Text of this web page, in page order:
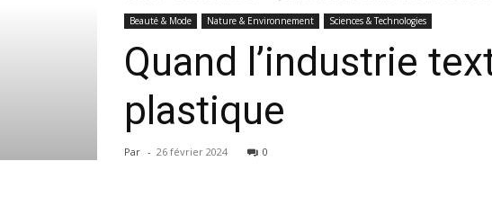
Beauté & Mode Nature & Environnement Sciences & Technologies
Quand l’industrie
plastique
Par - 26 février 2024 0